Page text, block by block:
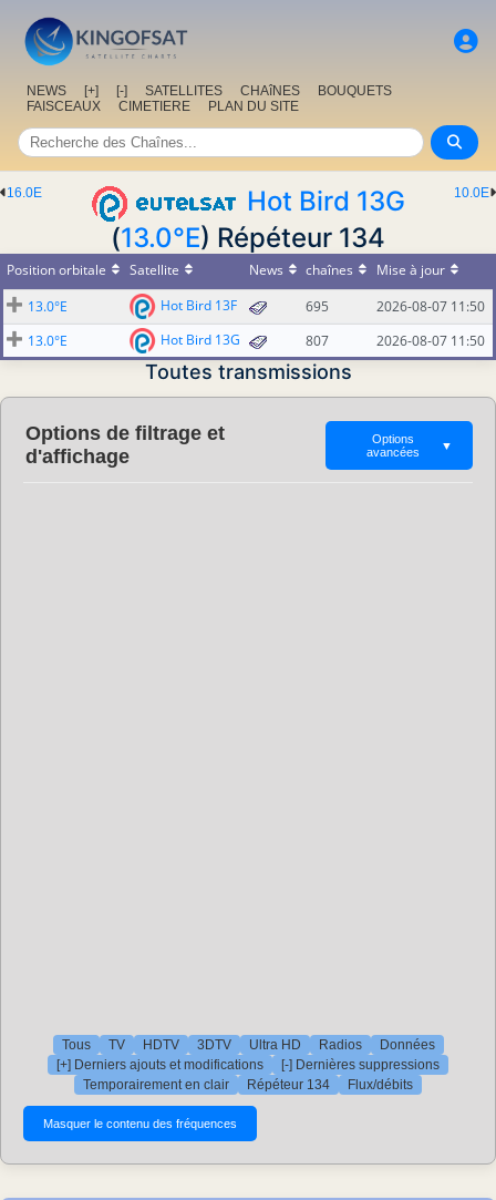
NEWS [+] [-] SATELLITES CHAîNES
BOUQUETS
FAISCEAUX
CIMETIERE PLAN DU SITE
10.0E
16.0E
Hot Bird 13G
(13.0°E) Répéteur 134
Position orbitale Satellite News chaînes
Mise à jour
13.0°E
Hot Bird 13F 695
2026-08-07 11:50
13.0°E
Hot Bird 13G 807 2026-08-07 11:50
Toutes transmissions
Options de filtrage et
d'affichage
Options
avancées
▼
Tous TV HDTV 3DTV Ultra HD Radios
Données
[+] Derniers ajouts et modifications
[-] Dernières suppressions
Temporairement en clair
Répéteur 134 Flux/débits